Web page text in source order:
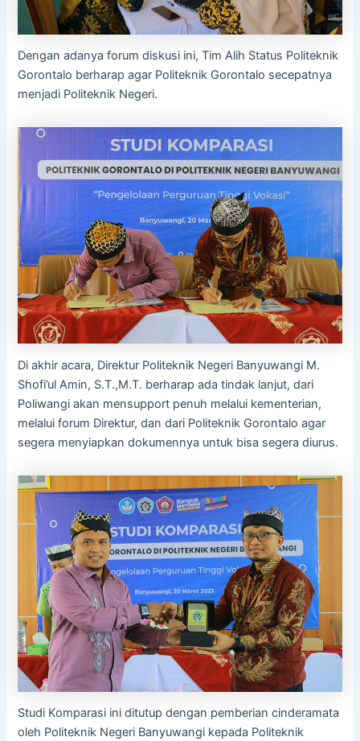
Dengan adanya forum diskusi ini, Tim Alih Status Politeknik
Gorontalo berharap agar Politeknik Gorontalo secepatnya
menjadi Politeknik Negeri.
Di akhir acara, Direktur Politeknik Negeri Banyuwangi M.
Shofi’ul Amin, S.T.,M.T. berharap ada tindak lanjut, dari
Poliwangi akan mensupport penuh melalui kementerian,
melalui forum Direktur, dan dari Politeknik Gorontalo agar
segera menyiapkan dokumennya untuk bisa segera diurus.
Studi Komparasi ini ditutup dengan pemberian cinderamata
oleh Politeknik Negeri Banyuwangi kepada Politeknik